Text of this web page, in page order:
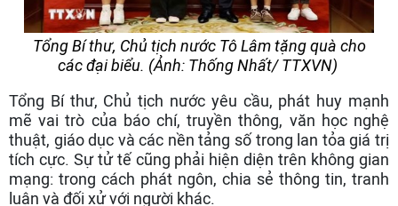
Tổng Bí thư, Chủ tịch nước Tô Lâm tặng quà cho
các đại biểu. (Ảnh: Thống Nhất/ TTXVN)
Tổng Bí thư, Chủ tịch nước yêu cầu, phát huy mạnh
mẽ vai trò của báo chí, truyền thông, văn học nghệ
thuật, giáo dục và các nền tảng số trong lan tỏa giá trị
tích cực. Sự tử tế cũng phải hiện diện trên không gian
mạng: trong cách phát ngôn, chia sẻ thông tin, tranh
luận và đối xử với người khác.